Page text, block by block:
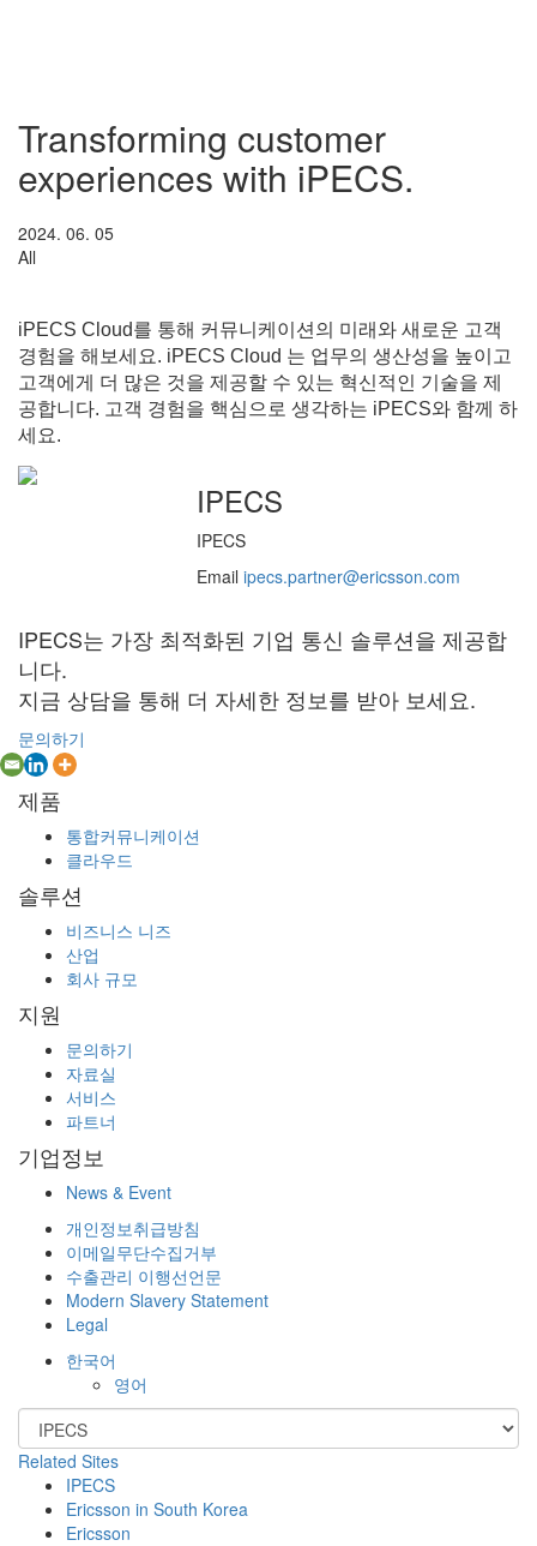
Transforming customer
experiences with iPECS.
2024. 06. 05
All
iPECS Cloud를 통해 커뮤니케이션의 미래와 새로운 고객
경험을 해보세요. iPECS Cloud 는 업무의 생산성을 높이고
고객에게 더 많은 것을 제공할 수 있는 혁신적인 기술을 제
공합니다. 고객 경험을 핵심으로 생각하는 iPECS와 함께 하
세요.
IPECS
IPECS
Emailipecs.partner@ericsson.com
IPECS는 가장 최적화된 기업 통신 솔루션을 제공합
니다.
지금 상담을 통해 더 자세한 정보를 받아 보세요.
문의하기
제품
통합커뮤니케이션
클라우드
솔루션
비즈니스 니즈
산업
회사 규모
지원
문의하기
자료실
서비스
파트너
기업정보
News & Event
개인정보취급방침
이메일무단수집거부
수출관리 이행선언문
Modern Slavery Statement
Legal
한국어
영어
Related Sites
IPECS
Ericsson in South Korea
Ericsson